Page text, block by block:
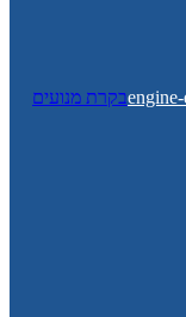
בקרת מנועים